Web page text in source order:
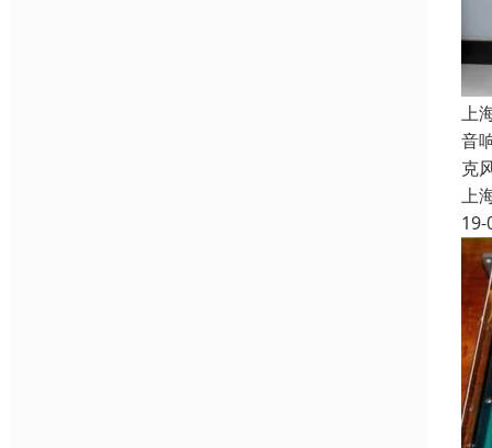
上
音
克
上
19-